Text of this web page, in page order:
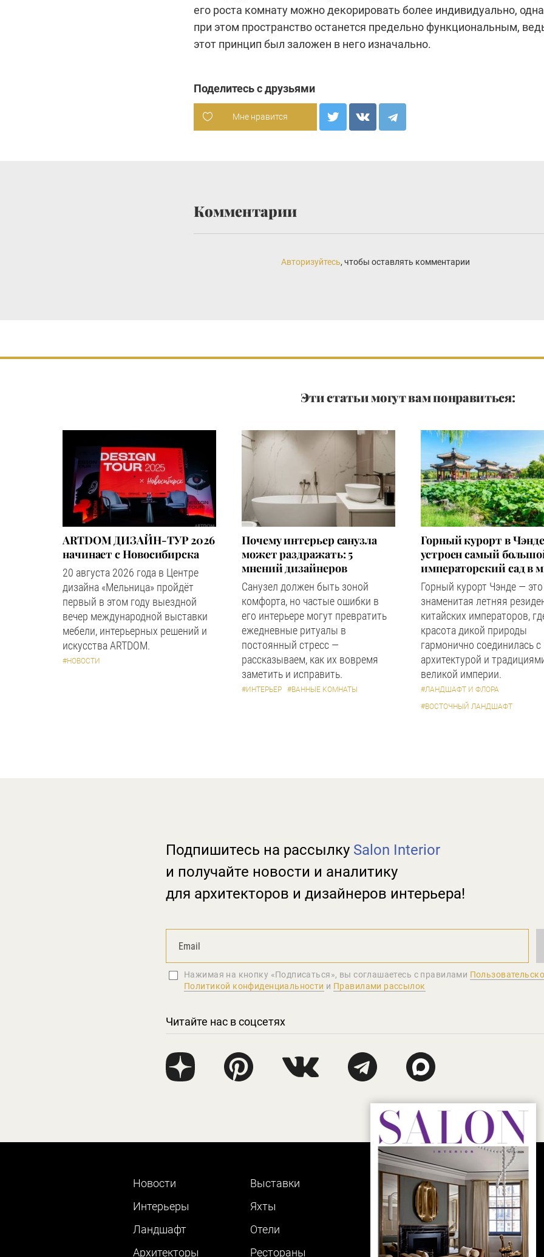
его роста комнату можно декорировать более индивидуально,
при этом пространство останется предельно функциональным,
этот принцип был заложен в него изначально.
Поделитесь с друзьями
Мне нравится
Комментарии
Авторизуйтесь, чтобы оставлять комментарии
Эти статьи могут вам понравиться:
ARTDOM ДИЗАЙН-ТУР 2026
начинает с Новосибирска
20 августа 2026 года в Центре
дизайна «Мельница» пройдёт
первый в этом году выездной
вечер международной выставки
мебели, интерьерных решений и
искусства ARTDOM.
#НОВОСТИ
Почему интерьер санузла
может раздражать: 5
мнений дизайнеров
Санузел должен быть зоной
комфорта, но частые ошибки в
его интерьере могут превратить
ежедневные ритуалы в
постоянный стресс —
рассказываем, как их вовремя
заметить и исправить.
#ИНТЕРЬЕР #ВАННЫЕ КОМНАТЫ
Горный курорт в
устроен самый
императорский сад в
Горный курорт Чэнде — это
знаменитая летняя
китайских императоров,
красота дикой природы
гармонично соединилась с
архитектурой и
великой империи.
#ЛАНДШАФТ И ФЛОРА
#ВОСТОЧНЫЙ ЛАНДШАФТ
Подпишитесь на рассылку Salon Interior
и получайте новости и аналитику
для архитекторов и дизайнеров интерьера!
Нажимая на кнопку «Подписаться», вы соглашаетеcь с правилами
Политикой конфиденциальности и Правилами рассылок
Читайте нас в соцсетях
Новости
Интерьеры
Ландшафт
Архитекторы
Выставки
Яхты
Отели
Рестораны